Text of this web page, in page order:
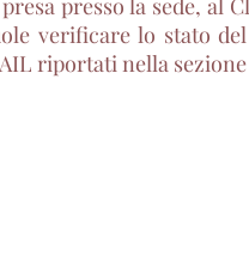
presso la sede, al
verificare lo stato
riportati nella sezione